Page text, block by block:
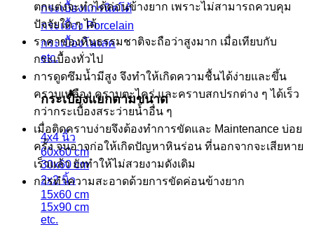
กระเบื้องแกรนิตโต้
กระเบื้อง Porcelain
กระเบื้องโมเสค
etc.
กระเบื้องแยกตามขนาด
4x4 นิ้ว
60x60 cm
30x60 cm
2x2 นิ้ว
15x60 cm
15x90 cm
etc.
ตกแต่งจะทำได้ค่อนข้างยาก เพราะไม่สามารถควบคุม
ปัจจัยใด ๆ ได้
ราคาของหินธรรมชาติจะถือว่าสูงมาก เมื่อเทียบกับ
กระเบื้องทั่วไป
การดูดซึมน้ำมีสูง จึงทำให้เกิดความชื้นได้ง่ายและขึ้น
คราบเหลือง คราบตะไคร่ และคราบสกปรกต่าง ๆ ได้เร็ว
กว่ากระเบื้องสระว่ายน้ำอื่น ๆ
เมื่อติดคราบง่ายจึงต้องทำการขัดและ Maintenance บ่อย
ครั้ง จนอาจก่อให้เกิดปัญหาหินร่อน ที่นอกจากจะเสียหาย
เร็วแล้ว ยังทำให้ไม่สวยงามดังเดิม
การทำความสะอาดด้วยการขัดค่อนข้างยาก